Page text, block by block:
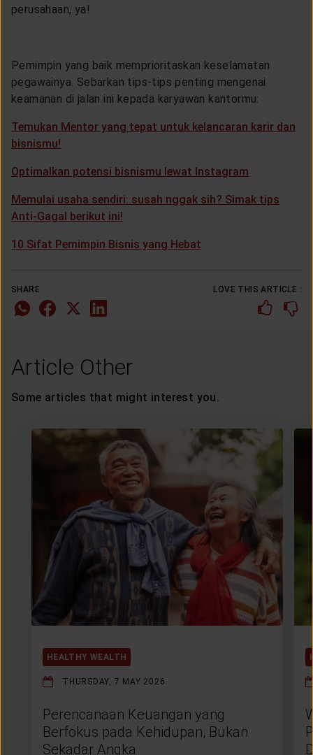
perusahaan, ya!
Pemimpin yang baik memprioritaskan keselamatan
pegawainya. Sebarkan tips-tips penting mengenai
keamanan di jalan ini kepada karyawan kantormu:
Temukan Mentor yang tepat untuk kelancaran karir dan
bisnismu!
Optimalkan potensi bisnismu lewat Instagram
Memulai usaha sendiri: susah nggak sih? Simak tips
Anti-Gagal berikut ini!
10 Sifat Pemimpin Bisnis yang Hebat
SHARE LOVE THIS ARTICLE :
Article Other
Some articles that might interest you.
HEALTHY WEALTH
THURSDAY, 7 MAY 2026
Perencanaan Keuangan yang
Berfokus pada Kehidupan, Bukan
Sekadar Angka